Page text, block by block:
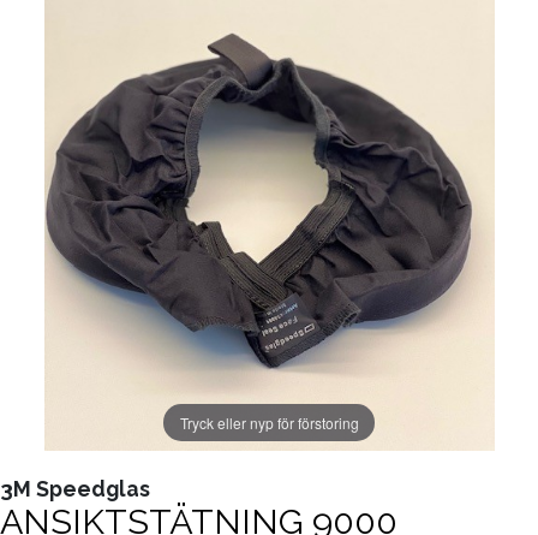
Tryck eller nyp för förstoring
3M Speedglas
ANSIKTSTÄTNING 9000